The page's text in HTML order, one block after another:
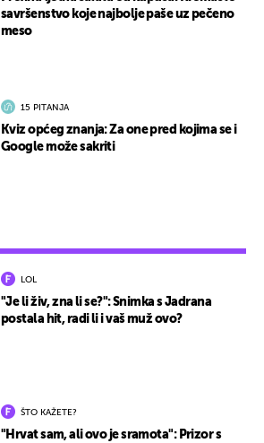
LOL
"Je li živ, zna li se?": Snimka s Jadrana
postala hit, radi li i vaš muž ovo?
ŠTO KAŽETE?
"Hrvat sam, ali ovo je sramota": Prizor s
savršenstvo koje najbolje paše uz pečeno
meso
15 PITANJA
Kviz općeg znanja: Za one pred kojima se i
Google može sakriti